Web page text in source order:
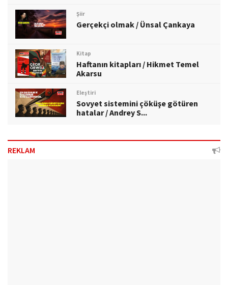
Şiir
Gerçekçi olmak / Ünsal Çankaya
Kitap
Haftanın kitapları / Hikmet Temel
Akarsu
Eleştiri
Sovyet sistemini çöküşe götüren
hatalar / Andrey S...
REKLAM